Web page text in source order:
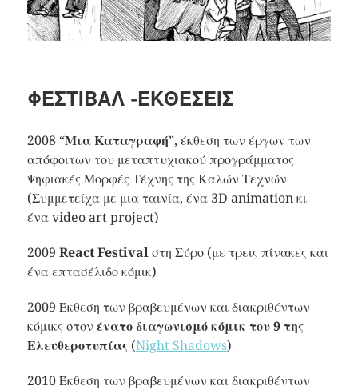
ΦΕΣΤΙΒΆΛ -ΕΚΘΈΣΕΙΣ
2008 “Μια Καταγραφή”, έκθεση των έργων των
απόφοιτων του μεταπτυχιακού προγράμματος
Ψηφιακές Μορφές Τέχνης της Καλών Τεχνών
(Συμμετείχα με μια ταινία, ένα 3D animation κι
ένα video art project)
2009 React Festivalστη Σύρο (με τρεις πίνακες και
ένα επτασέλιδο κόμικ)
2009 Έκθεση των βραβευμένων και διακριθέντων
κόμικς στον ένατο διαγωνισμό κόμικ του 9 της
Ελευθεροτυπίας(Night Shadows)
2010 Έκθεση των βραβευμένων και διακριθέντων